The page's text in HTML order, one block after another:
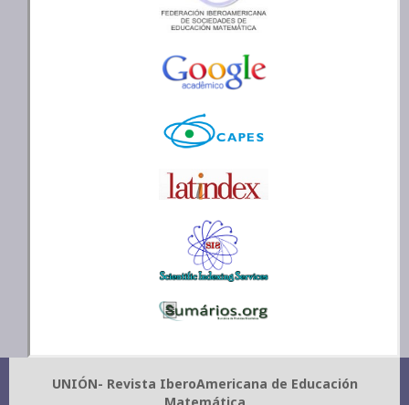
UNIÓN- Revista IberoAmericana de Educación
Matemática